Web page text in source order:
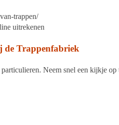
trappen/
uitrekenen
de Trappenfabriek
Neem snel een kijkje